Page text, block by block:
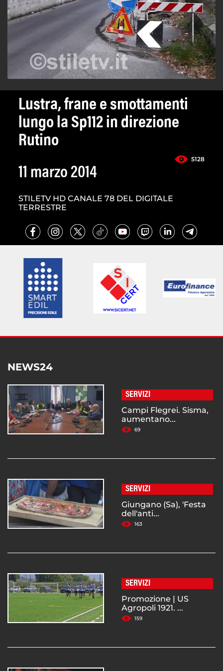
Lustra, frane e smottamenti
lungo la Sp112 in direzione
Rutino
5128
11 marzo 2014
STILETV HD CANALE 78 DEL DIGITALE
TERRESTRE
NEWS24
SERVIZI
Campi Flegrei. Sisma,
aumentano...
69
SERVIZI
Giungano (Sa), 'Festa
dell'anti...
163
SERVIZI
Promozione | US
Agropoli 1921. ...
159